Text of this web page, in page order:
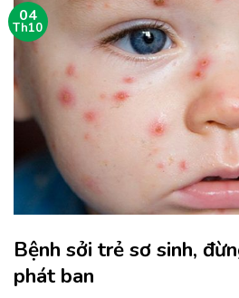
04
Th10
Bệnh sởi trẻ sơ sinh,
phát ban